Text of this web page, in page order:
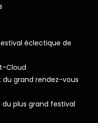
éclectique de
Cloud
grand rendez-vous
plus grand festival